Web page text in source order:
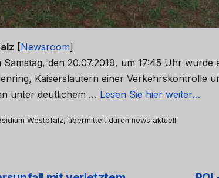
[Newsroom]
den 20.07.2019, um 17:45 Uhr
Kaiserslautern einer Verkehrskontrolle
unter deutlichem … Lesen Sie hier weiter…
Westpfalz, übermittelt durch news aktuell